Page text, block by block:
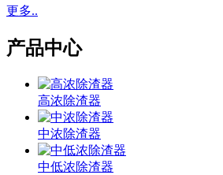
更多..
产品中心
高浓除渣器
中浓除渣器
中低浓除渣器